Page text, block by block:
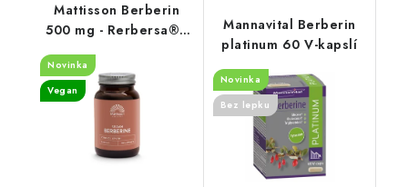
Mattisson Berberin
500 mg - Rerbersa® -
60 kapslí
Novinka
Vegan
Mannavital Berberin
platinum 60 V-kapslí
Novinka
Bez lepku